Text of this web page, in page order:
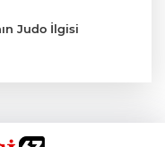
Judo İlgisi